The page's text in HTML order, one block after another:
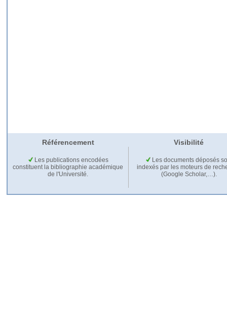
Référencement Visibilité
Les publications encodées
constituent la bibliographie académique
de l'Université.
Les documents déposés
indexés par les moteurs de
(Google Scholar,…).